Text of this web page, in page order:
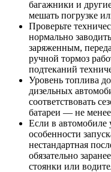
багажники и
мешать погрузке
Проверьте
нормально
заряженным,
ручной тормоз
подтеканий
Уровень топлива
дизельных
соответствовать
батареи — не
Если в автомобиле
особенности
нестандартная
обязательно
стоянки или